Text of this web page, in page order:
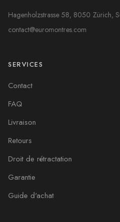
Hagenholzstrasse 58, 8050 Zürich,
contact@euromontres.com
SERVICES
Contact
FAQ
Livraison
Retours
Droit de rétractation
Garantie
Guide d'achat